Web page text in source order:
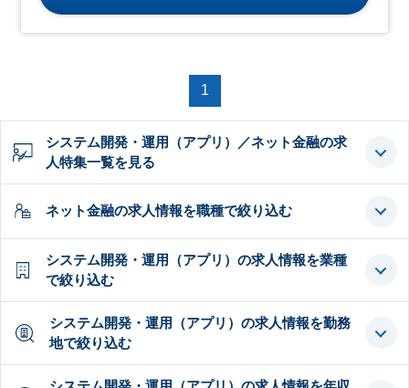
1
システム開発・運用（アプリ）／ネット金融の求
人特集一覧を見る
ネット金融の求人情報を職種で絞り込む
システム開発・運用（アプリ）の求人情報を業種
で絞り込む
システム開発・運用（アプリ）の求人情報を勤務
地で絞り込む